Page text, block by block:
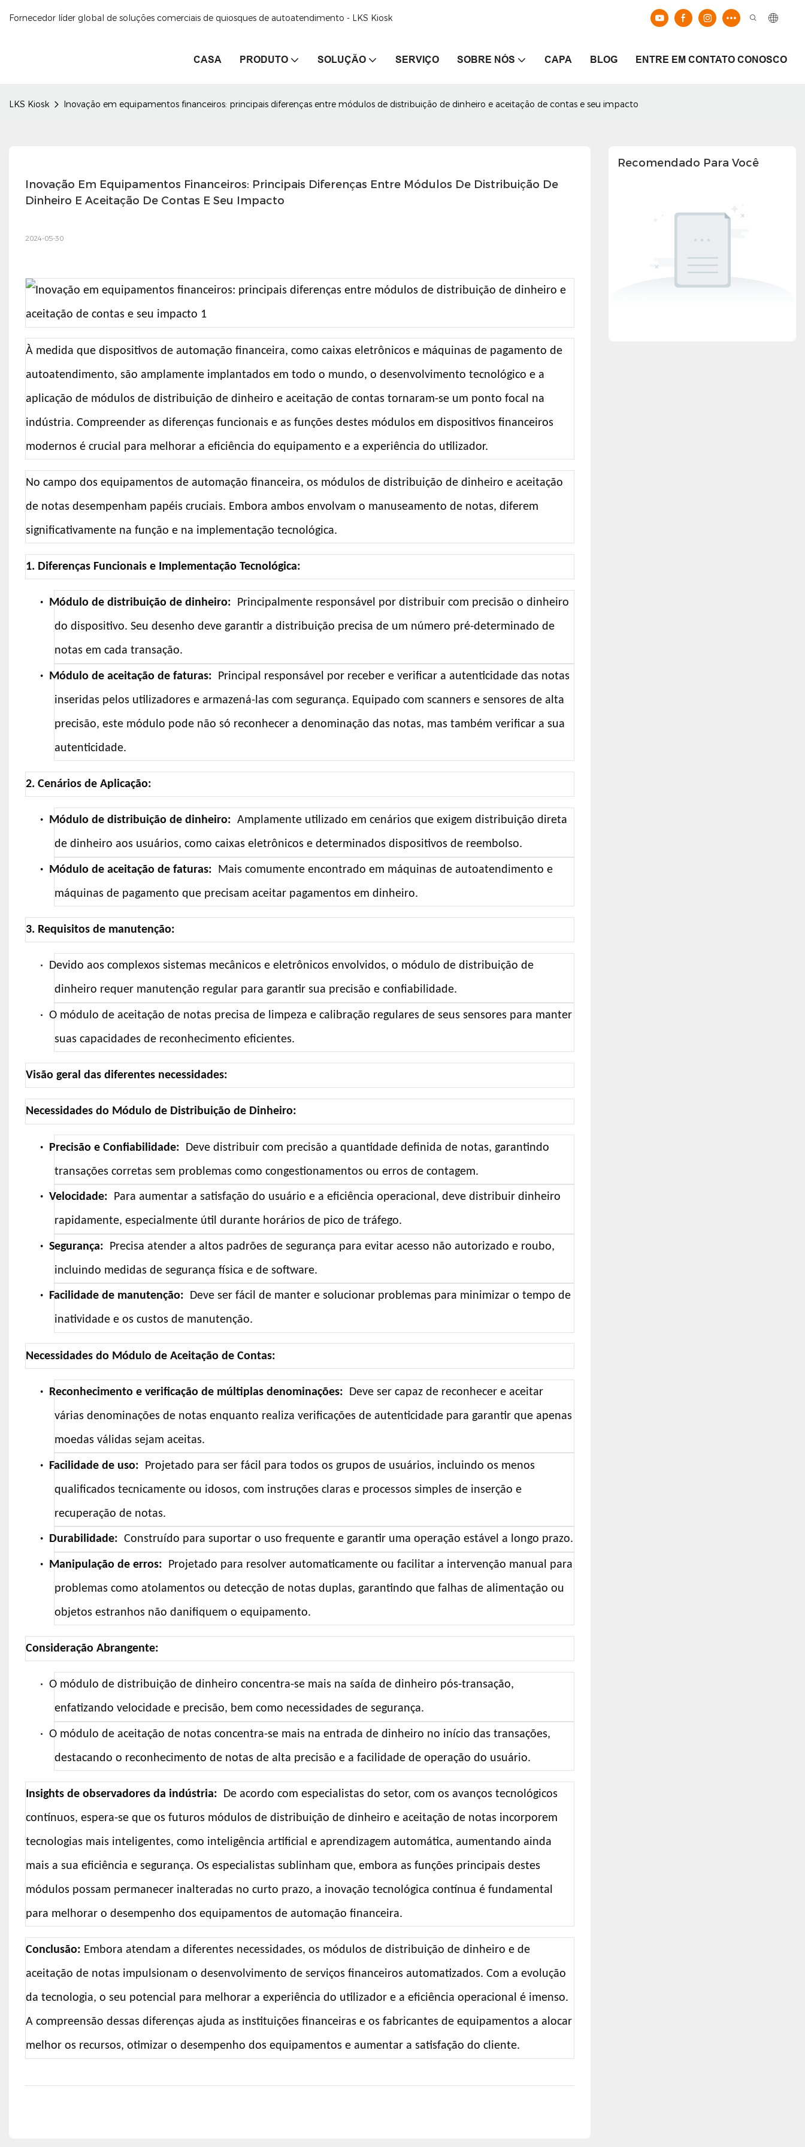
Fornecedor líder global de soluções comerciais de quiosques de autoatendimento - LKS Kiosk
CASA PRODUTO SOLUÇÃO SERVIÇO SOBRE NÓS CAPA BLOG ENTRE EM CONTATO CONOSCO
LKS Kiosk Inovação em equipamentos financeiros: principais diferenças entre módulos de distribuição de dinheiro e aceitação de contas e seu impacto
Inovação Em Equipamentos Financeiros: Principais Diferenças Entre Módulos De Distribuição De
Dinheiro E Aceitação De Contas E Seu Impacto
2024-05-30
À medida que dispositivos de automação financeira, como caixas eletrônicos e máquinas de pagamento de
autoatendimento, são amplamente implantados em todo o mundo, o desenvolvimento tecnológico e a
aplicação de módulos de distribuição de dinheiro e aceitação de contas tornaram-se um ponto focal na
indústria. Compreender as diferenças funcionais e as funções destes módulos em dispositivos financeiros
modernos é crucial para melhorar a eficiência do equipamento e a experiência do utilizador.
No campo dos equipamentos de automação financeira, os módulos de distribuição de dinheiro e aceitação
de notas desempenham papéis cruciais. Embora ambos envolvam o manuseamento de notas, diferem
significativamente na função e na implementação tecnológica.
1. Diferenças Funcionais e Implementação Tecnológica:
· Módulo de distribuição de dinheiro: Principalmente responsável por distribuir com precisão o dinheiro
do dispositivo. Seu desenho deve garantir a distribuição precisa de um número pré-determinado de
notas em cada transação.
· Módulo de aceitação de faturas:
Principal responsável por receber e verificar a autenticidade das notas
inseridas pelos utilizadores e armazená-las com segurança. Equipado com scanners e sensores de alta
precisão, este módulo pode não só reconhecer a denominação das notas, mas também verificar a sua
autenticidade.
2. Cenários de Aplicação:
· Módulo de distribuição de dinheiro: Amplamente utilizado em cenários que exigem distribuição direta
de dinheiro aos usuários, como caixas eletrônicos e determinados dispositivos de reembolso.
· Módulo de aceitação de faturas:
Mais comumente encontrado em máquinas de autoatendimento e
máquinas de pagamento que precisam aceitar pagamentos em dinheiro.
3. Requisitos de manutenção:
· Devido aos complexos sistemas mecânicos e eletrônicos envolvidos, o módulo de distribuição de
dinheiro requer manutenção regular para garantir sua precisão e confiabilidade.
· O módulo de aceitação de notas precisa de limpeza e calibração regulares de seus sensores para manter
suas capacidades de reconhecimento eficientes.
Visão geral das diferentes necessidades:
Necessidades do Módulo de Distribuição de Dinheiro:
· Precisão e Confiabilidade:
Deve distribuir com precisão a quantidade definida de notas, garantindo
transações corretas sem problemas como congestionamentos ou erros de contagem.
· Velocidade: Para aumentar a satisfação do usuário e a eficiência operacional, deve distribuir dinheiro
rapidamente, especialmente útil durante horários de pico de tráfego.
· Segurança:
Precisa atender a altos padrões de segurança para evitar acesso não autorizado e roubo,
incluindo medidas de segurança física e de software.
· Facilidade de manutenção: Deve ser fácil de manter e solucionar problemas para minimizar o tempo de
inatividade e os custos de manutenção.
Necessidades do Módulo de Aceitação de Contas:
· Reconhecimento e verificação de múltiplas denominações:
Deve ser capaz de reconhecer e aceitar
várias denominações de notas enquanto realiza verificações de autenticidade para garantir que apenas
moedas válidas sejam aceitas.
· Facilidade de uso:
Projetado para ser fácil para todos os grupos de usuários, incluindo os menos
qualificados tecnicamente ou idosos, com instruções claras e processos simples de inserção e
recuperação de notas.
· Durabilidade: Construído para suportar o uso frequente e garantir uma operação estável a longo prazo.
· Manipulação de erros:
Projetado para resolver automaticamente ou facilitar a intervenção manual para
problemas como atolamentos ou detecção de notas duplas, garantindo que falhas de alimentação ou
objetos estranhos não danifiquem o equipamento.
Consideração Abrangente:
· O módulo de distribuição de dinheiro concentra-se mais na saída de dinheiro pós-transação,
enfatizando velocidade e precisão, bem como necessidades de segurança.
· O módulo de aceitação de notas concentra-se mais na entrada de dinheiro no início das transações,
destacando o reconhecimento de notas de alta precisão e a facilidade de operação do usuário.
Insights de observadores da indústria: De acordo com especialistas do setor, com os avanços tecnológicos
contínuos, espera-se que os futuros módulos de distribuição de dinheiro e aceitação de notas incorporem
tecnologias mais inteligentes, como inteligência artificial e aprendizagem automática, aumentando ainda
mais a sua eficiência e segurança. Os especialistas sublinham que, embora as funções principais destes
módulos possam permanecer inalteradas no curto prazo, a inovação tecnológica contínua é fundamental
para melhorar o desempenho dos equipamentos de automação financeira.
Conclusão: Embora atendam a diferentes necessidades, os módulos de distribuição de dinheiro e de
aceitação de notas impulsionam o desenvolvimento de serviços financeiros automatizados. Com a evolução
da tecnologia, o seu potencial para melhorar a experiência do utilizador e a eficiência operacional é imenso.
A compreensão dessas diferenças ajuda as instituições financeiras e os fabricantes de equipamentos a alocar
melhor os recursos, otimizar o desempenho dos equipamentos e aumentar a satisfação do cliente.
Recomendado Para Você